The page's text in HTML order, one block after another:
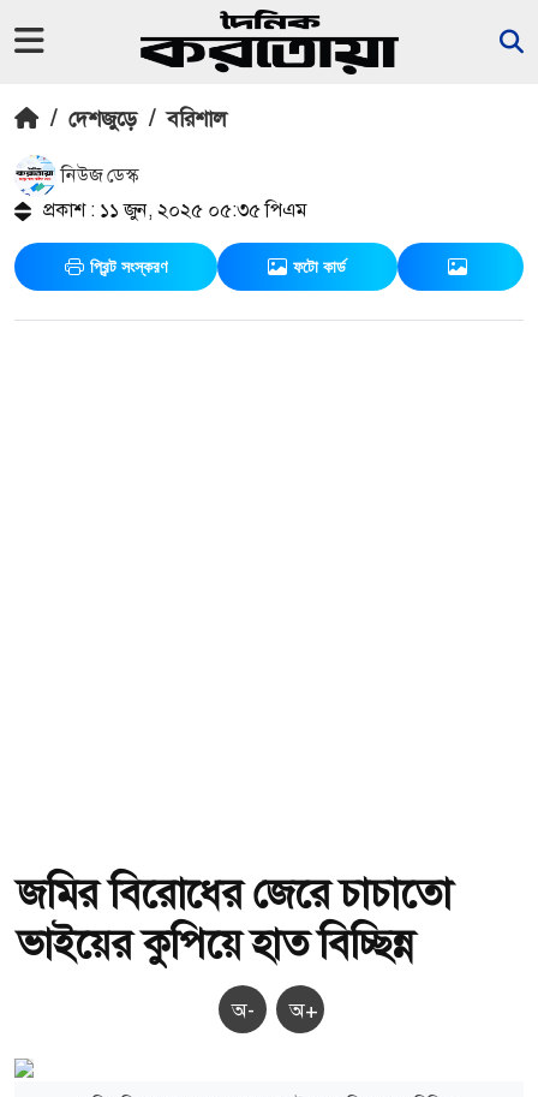
/ দেশজুড়ে / বরিশাল
নিউজ ডেস্ক
প্রকাশ : ১১ জুন, ২০২৫ ০৫:৩৫ পিএম
প্রিন্ট সংস্করণ ফটো কার্ড
জমির বিরোধের জেরে চাচাতো
ভাইয়ের কুপিয়ে হাত বিচ্ছিন্ন
অ- অ+